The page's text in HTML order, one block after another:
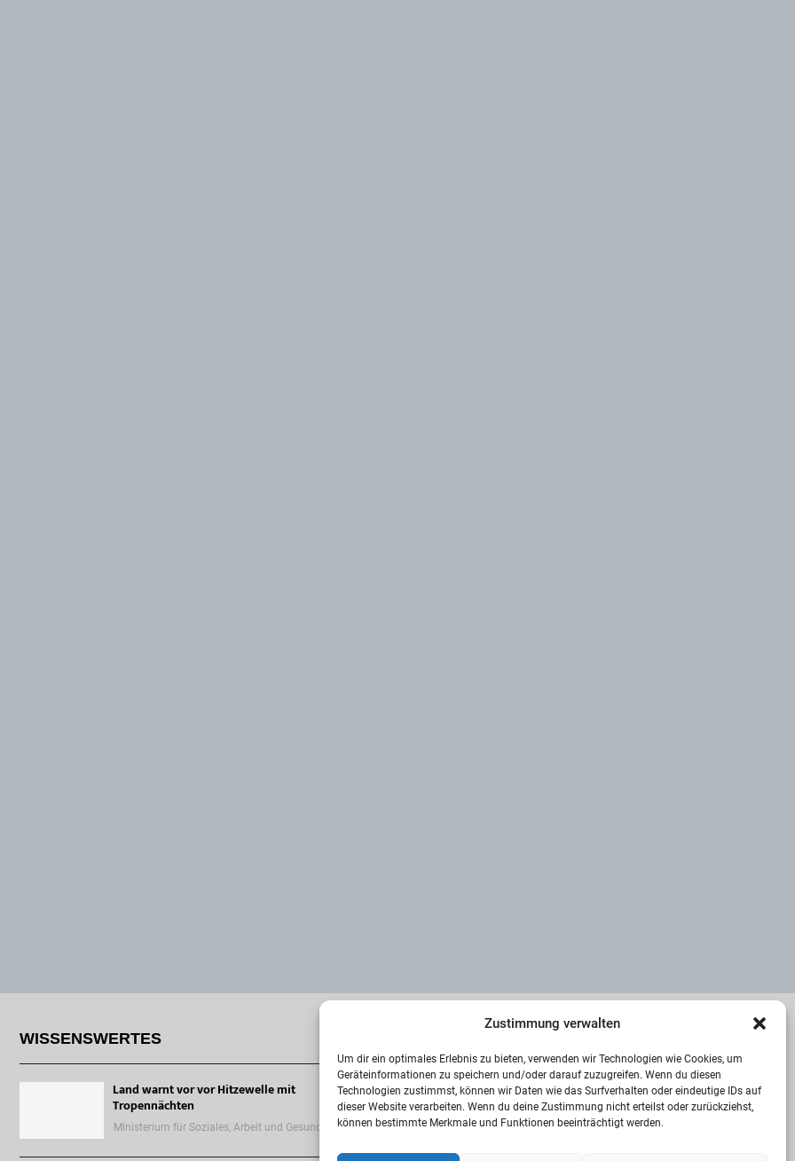
Zustimmung verwalten
Um dir ein optimales Erlebnis zu bieten, verwenden wir Technologien wie Cookies, um
Geräteinformationen zu speichern und/oder darauf zuzugreifen. Wenn du diesen
Technologien zustimmst, können wir Daten wie das Surfverhalten oder eindeutige IDs auf
dieser Website verarbeiten. Wenn du deine Zustimmung nicht erteilst oder zurückziehst,
können bestimmte Merkmale und Funktionen beeinträchtigt werden.
WISSENSWERTES
Land warnt vor vor Hitzewelle mit
Tropennächten
Ministerium für Soziales, Arbeit und Gesundheit
Neue Verpackungsverordnung statt
Bürokratieabbau
5. August 2026 0